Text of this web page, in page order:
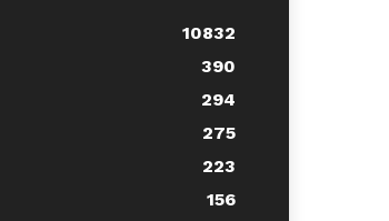
10832
390
294
275
223
156